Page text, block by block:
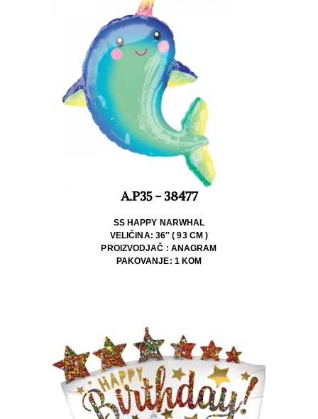
A.P35 - 38477
SS HAPPY NARWHAL
VELIČINA: 36″ ( 93 CM )
PROIZVODJAČ : ANAGRAM
PAKOVANJE: 1 KOM